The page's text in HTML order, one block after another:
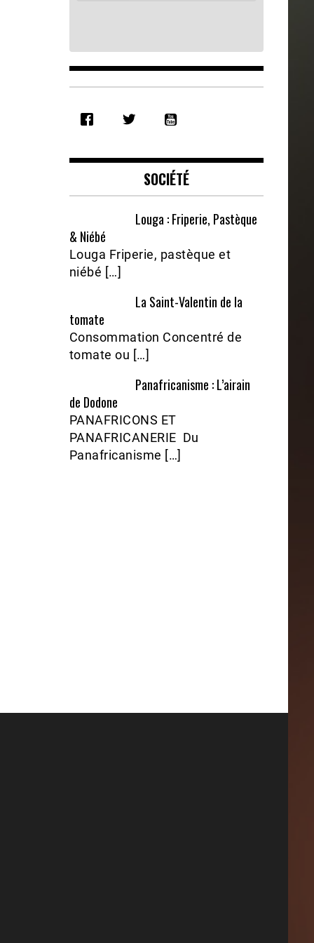
RSS FEED
EMBED
SOCIÉTÉ
Louga : Friperie, Pastèque
& Niébé
Louga Friperie, pastèque et
niébé […]
La Saint-Valentin de la
tomate
Consommation Concentré de
tomate ou […]
Panafricanisme : L’airain
de Dodone
PANAFRICONS ET
PANAFRICANERIE Du
Panafricanisme […]